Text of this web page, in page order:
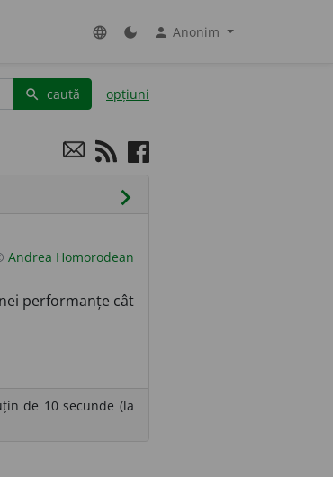
language dark_mode person Anonim
search caută opțiuni
chevron_right
Andrea Homorodean
performanțe cât
de 10 secunde (la